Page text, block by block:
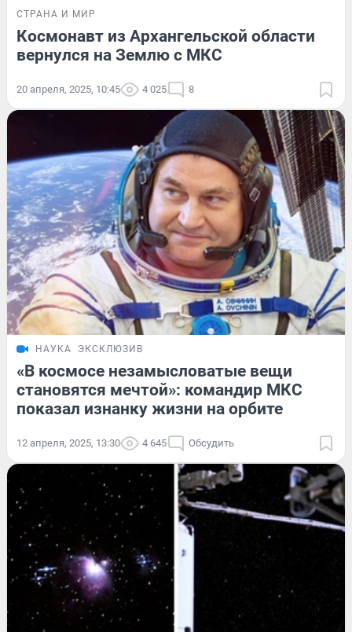
СТРАНА И МИР
Космонавт из Архангельской области
вернулся на Землю с МКС
20 апреля, 2025, 10:45 4 025 8
НАУКА ЭКСКЛЮЗИВ
«В космосе незамысловатые вещи
становятся мечтой»: командир МКС
показал изнанку жизни на орбите
12 апреля, 2025, 13:30 4 645 Обсудить